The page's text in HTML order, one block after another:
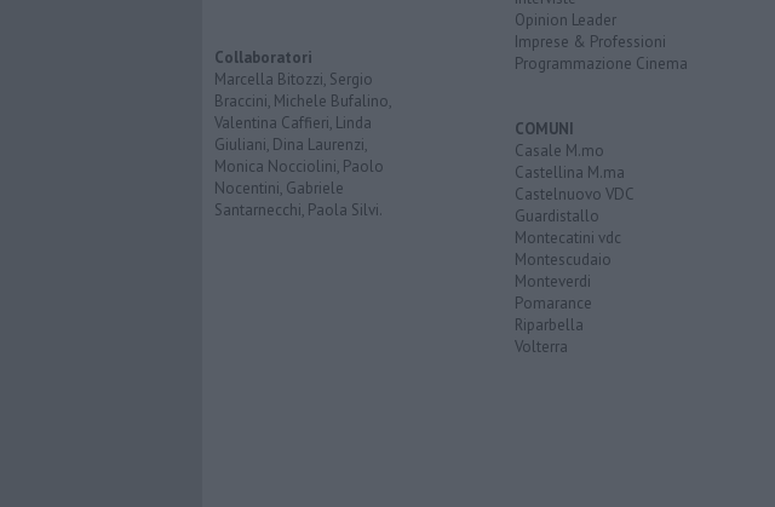
Collaboratori
Marcella Bitozzi, Sergio
Braccini, Michele Bufalino,
Valentina Caffieri, Linda
Giuliani, Dina Laurenzi,
Monica Nocciolini, Paolo
Nocentini, Gabriele
Santarnecchi, Paola Silvi.
Opinion Leader
Imprese & Professioni
Programmazione Cinema
COMUNI
Casale M.mo
Castellina M.ma
Castelnuovo VDC
Guardistallo
Montecatini vdc
Montescudaio
Monteverdi
Pomarance
Riparbella
Volterra